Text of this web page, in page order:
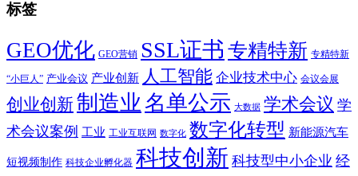
标签
GEO优化 GEO营销 SSL证书 专精特新 专精特新
“小巨人” 产业会议 产业创新 人工智能 企业技术中心 会议会展
创业创新制造业名单公示 大数据 学术会议 学
术会议案例 工业 工业互联网 数字化 数字化转型 新能源汽车
短视频制作 科技企业孵化器 科技创新 科技型中小企业 经